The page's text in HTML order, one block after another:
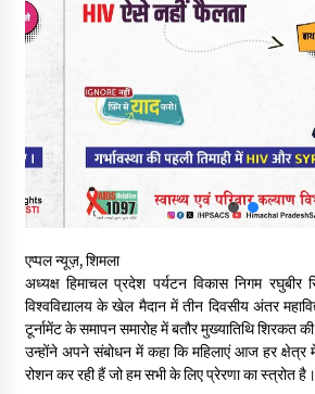
नितिन गडकरी से मिले विक्रमादित्य
मिली बड़ी सौगात
आपदा के दौरान मीडिया संचार एवं
06/08/2026
नेता प्रतिपक्ष जयराम के आरोप
बड़ी ख़बर – अनुबंध कर्मचारियों को बैक
शिक्षा निदेशालय ने जारी किया स्पष्टीकरण
05/08/2026
एप्पल न्यूज़, शिमला
अध्यक्ष हिमाचल प्रदेश पर्यटन विकास निगम रघुबीर
विश्वविद्यालय के खेल मैदान में तीन दिवसीय अंतर
टूर्नामेंट के समापन समारोह में बतौर मुख्यातिथि शिरकत
उन्होंने अपने संबोधन में कहा कि महिलाएं आज हर
रोशन कर रही हैं जो हम सभी के लिए प्रेरणा का स्त्रोत है।